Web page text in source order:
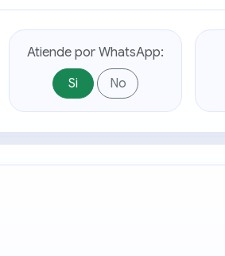
Atiende por WhatsApp:
Si
No